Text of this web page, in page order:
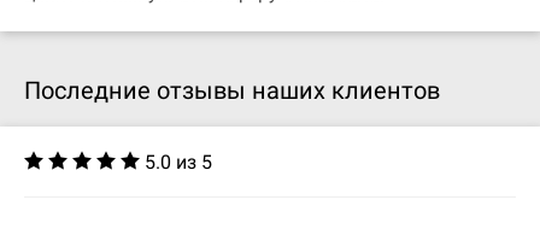
Последние отзывы наших клиентов
5.0 из 5